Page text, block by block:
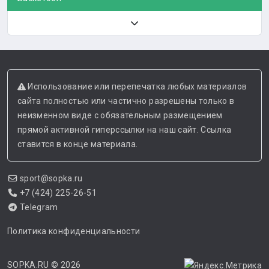
Использование или перепечатка любых материалов
сайта полностью или частично разрешены только в
неизменном виде с обязательным размещением
прямой активной гиперссылки на наш сайт. Ссылка
ставится в конце материала.
sport@sopka.ru
+7 (424) 225-26-51
Telegram
Политика конфиденциальности
SOPKA.RU © 2026